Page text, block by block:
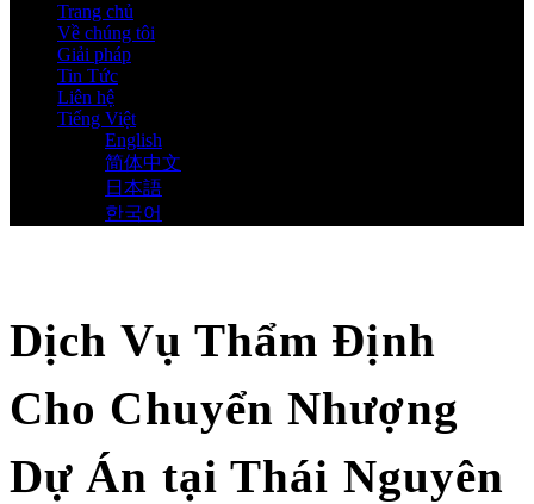
Trang chủ
Về chúng tôi
Giải pháp
Tin Tức
Liên hệ
Tiếng Việt
English
简体中文
日本語
한국어
Dịch Vụ Thẩm Định
Cho Chuyển Nhượng
Dự Án tại Thái Nguyên